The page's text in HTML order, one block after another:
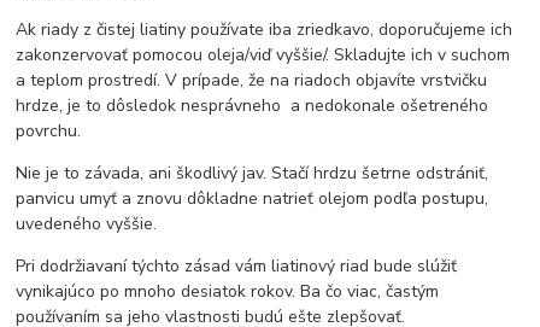
Ak riady z čistej liatiny používate iba zriedkavo, doporučujeme ich
zakonzervovať pomocou oleja/viď vyššie/. Skladujte ich v suchom
a teplom prostredí. V prípade, že na riadoch objavíte vrstvičku
hrdze, je to dôsledok nesprávneho a nedokonale ošetreného
povrchu.
Nie je to závada, ani škodlivý jav. Stačí hrdzu šetrne odstrániť,
panvicu umyť a znovu dôkladne natrieť olejom podľa postupu,
uvedeného vyššie.
Pri dodržiavaní týchto zásad vám liatinový riad bude slúžiť
vynikajúco po mnoho desiatok rokov. Ba čo viac, častým
používaním sa jeho vlastnosti budú ešte zlepšovať.